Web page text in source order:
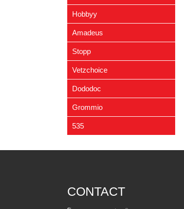
- อาหารแทนนม(1)
เล็บ(2)
Hobbyy
Amadeus
Stopp
Vetzchoice
Dododoc
Grommio
535
CONTACT